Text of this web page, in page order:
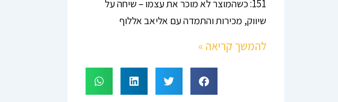
151: כשהמוצר לא מוכר את עצמו – שיחה על
שיווק, מכירות והתמדה עם אליאב אללוף
להמשך קריאה »